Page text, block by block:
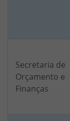
Secretaria de
Orçamento e
Finanças